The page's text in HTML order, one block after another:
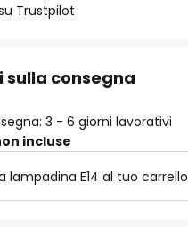
Trustpilot
consegna
3 - 6 giorni lavorativi
incluse
lampadina E14 al tuo carrello